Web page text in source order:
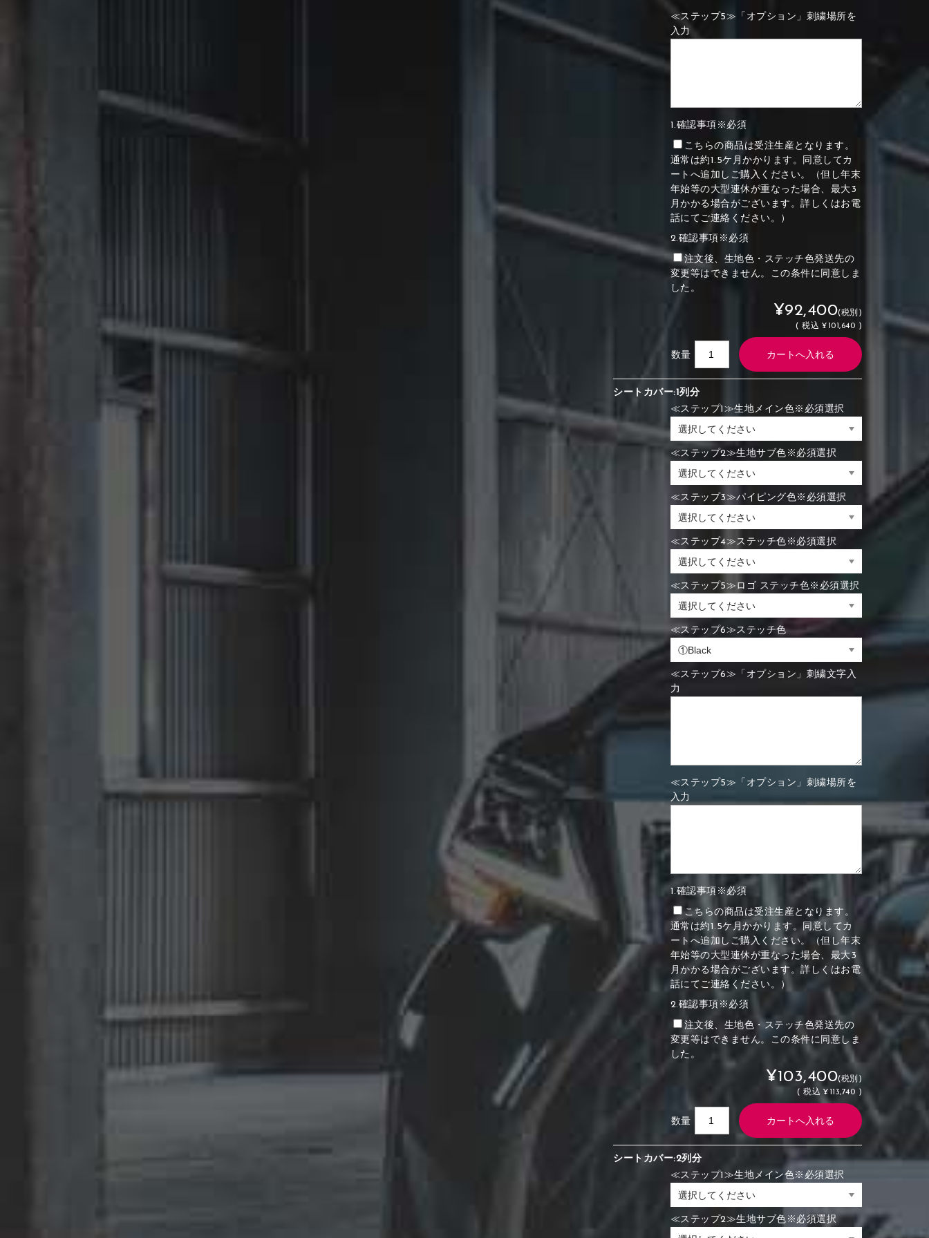
≪ステップ5≫「オプション」刺繍場所を
入力
1.確認事項※必須
こちらの商品は受注生産となります。
通常は約1.5ケ月かかります。同意してカ
ートへ追加しご購入ください。（但し年末
年始等の大型連休が重なった場合、最大3
月かかる場合がございます。詳しくはお電
話にてご連絡ください。）
2.確認事項※必須
注文後、生地色・ステッチ色発送先の
変更等はできません。この条件に同意しま
した。
¥92,400(税別)
( 税込 ¥101,640 )
数量
シートカバー:1列分
≪ステップ1≫生地メイン色※必須選択
≪ステップ2≫生地サブ色※必須選択
≪ステップ3≫パイピング色※必須選択
≪ステップ4≫ステッチ色※必須選択
≪ステップ5≫ロゴ ステッチ色※必須選択
≪ステップ6≫ステッチ色
≪ステップ6≫「オプション」刺繍文字入
力
≪ステップ5≫「オプション」刺繍場所を
入力
1.確認事項※必須
こちらの商品は受注生産となります。
通常は約1.5ケ月かかります。同意してカ
ートへ追加しご購入ください。（但し年末
年始等の大型連休が重なった場合、最大3
月かかる場合がございます。詳しくはお電
話にてご連絡ください。）
2.確認事項※必須
注文後、生地色・ステッチ色発送先の
変更等はできません。この条件に同意しま
した。
¥103,400(税別)
( 税込 ¥113,740 )
数量
シートカバー:2列分
≪ステップ1≫生地メイン色※必須選択
≪ステップ2≫生地サブ色※必須選択